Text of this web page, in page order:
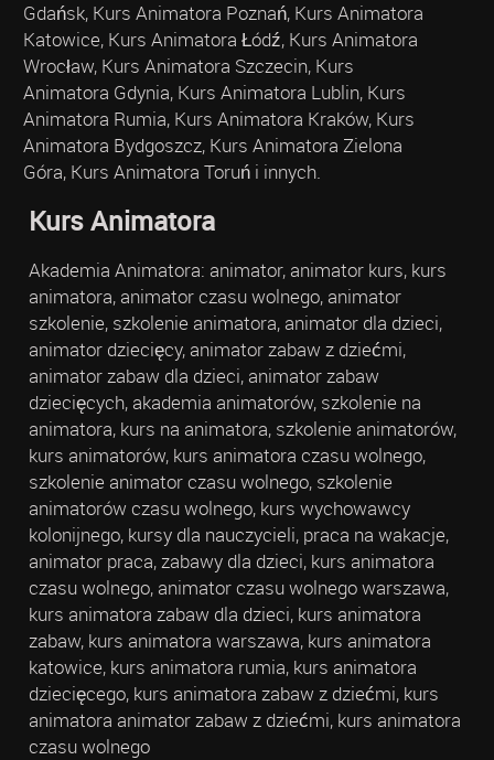
Gdańsk, Kurs Animatora Poznań, Kurs Animatora
Katowice, Kurs Animatora Łódź, Kurs Animatora
Wrocław, Kurs Animatora Szczecin, Kurs
Animatora Gdynia, Kurs Animatora Lublin, Kurs
Animatora Rumia, Kurs Animatora Kraków, Kurs
Animatora Bydgoszcz, Kurs Animatora Zielona
Góra, Kurs Animatora Toruń i innych.
Kurs Animatora
Akademia Animatora: animator, animator kurs, kurs
animatora, animator czasu wolnego, animator
szkolenie, szkolenie animatora, animator dla dzieci,
animator dziecięcy, animator zabaw z dziećmi,
animator zabaw dla dzieci, animator zabaw
dziecięcych, akademia animatorów, szkolenie na
animatora, kurs na animatora, szkolenie animatorów,
kurs animatorów, kurs animatora czasu wolnego,
szkolenie animator czasu wolnego, szkolenie
animatorów czasu wolnego, kurs wychowawcy
kolonijnego, kursy dla nauczycieli, praca na wakacje,
animator praca, zabawy dla dzieci, kurs animatora
czasu wolnego, animator czasu wolnego warszawa,
kurs animatora zabaw dla dzieci, kurs animatora
zabaw, kurs animatora warszawa, kurs animatora
katowice, kurs animatora rumia, kurs animatora
dziecięcego, kurs animatora zabaw z dziećmi, kurs
animatora animator zabaw z dziećmi, kurs animatora
czasu wolnego